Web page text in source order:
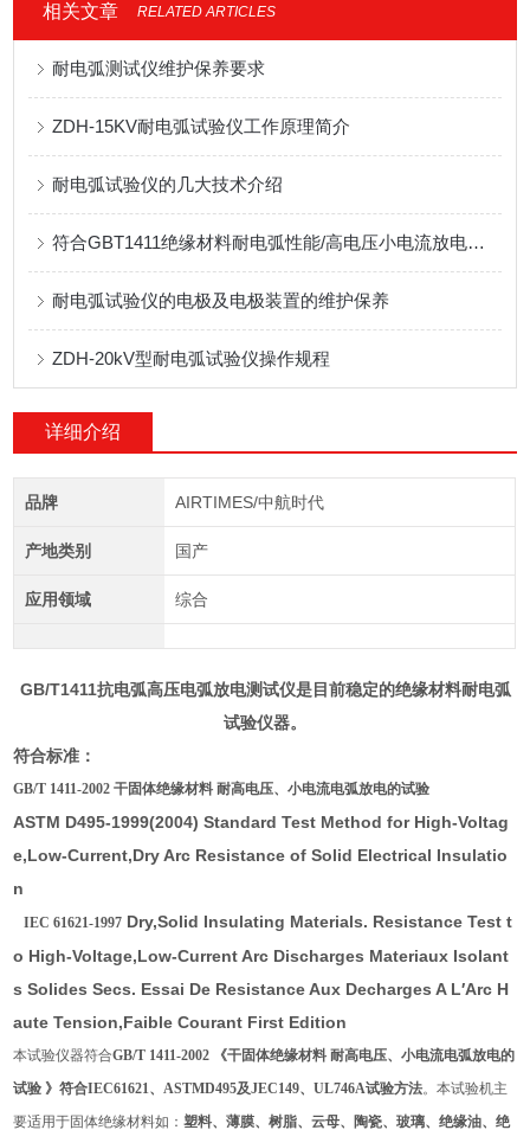
相关文章 RELATED ARTICLES
耐电弧测试仪维护保养要求
ZDH-15KV耐电弧试验仪工作原理简介
耐电弧试验仪的几大技术介绍
符合GBT1411绝缘材料耐电弧性能/高电压小电流放电的试验仪器介绍
耐电弧试验仪的电极及电极装置的维护保养
ZDH-20kV型耐电弧试验仪操作规程
详细介绍
品牌 AIRTIMES/中航时代
产地类别 国产
应用领域 综合
GB/T1411抗电弧高压电弧放电测试仪是目前稳定的绝缘材料耐电弧
试验仪器。
符合标准：
GB/T 1411-2002干固体绝缘材料 耐高电压、小电流电弧放电的试验
ASTM D495-1999(2004) Standard Test Method for High-Voltag
e,Low-Current,Dry Arc Resistance of Solid Electrical Insulatio
n
IEC 61621-1997 Dry,Solid Insulating Materials. Resistance Test t
o High-Voltage,Low-Current Arc Discharges Materiaux Isolant
s Solides Secs. Essai De Resistance Aux Decharges A L′Arc H
aute Tension,Faible Courant First Edition
本试验仪器符合GB/T 1411-2002 《干固体绝缘材料 耐高电压、小电流电弧放电的
试验 》符合IEC61621、ASTMD495及JEC149、UL746A试验方法。本试验机主
要适用于固体绝缘材料如：塑料、薄膜、树脂、云母、陶瓷、玻璃、绝缘油、绝